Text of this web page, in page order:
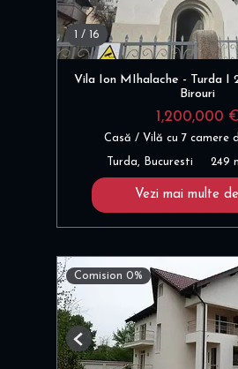
1 / 16
Vila Ion MIhalache - Turda I
Birouri
1,200,000 €
Casă / Vilă cu 7 camere
Turda, Bucuresti 249
Vezi mai multe
Comision 0%
Previous